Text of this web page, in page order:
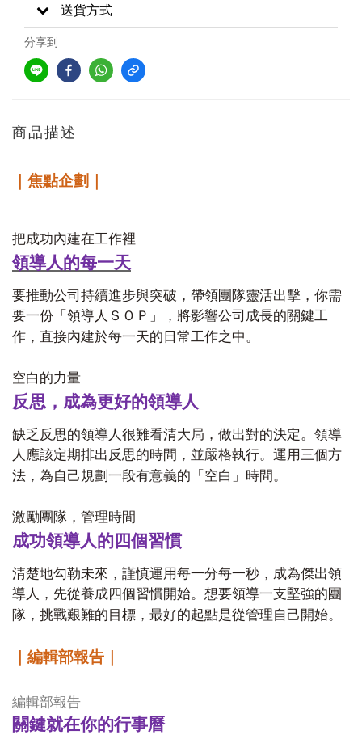
送貨方式
分享到
商品描述
｜焦點企劃｜
把成功內建在工作裡
領導人的每一天
要推動公司持續進步與突破，帶領團隊靈活出擊，你需
要一份「領導人ＳＯＰ」，將影響公司成長的關鍵工
作，直接內建於每一天的日常工作之中。
空白的力量
反思，成為更好的領導人
缺乏反思的領導人很難看清大局，做出對的決定。領導
人應該定期排出反思的時間，並嚴格執行。運用三個方
法，為自己規劃一段有意義的「空白」時間。
激勵團隊，管理時間
成功領導人的四個習慣
清楚地勾勒未來，謹慎運用每一分每一秒，成為傑出領
導人，先從養成四個習慣開始。想要領導一支堅強的團
隊，挑戰艱難的目標，最好的起點是從管理自己開始。
｜編輯部報告｜
編輯部報告
關鍵就在你的行事曆